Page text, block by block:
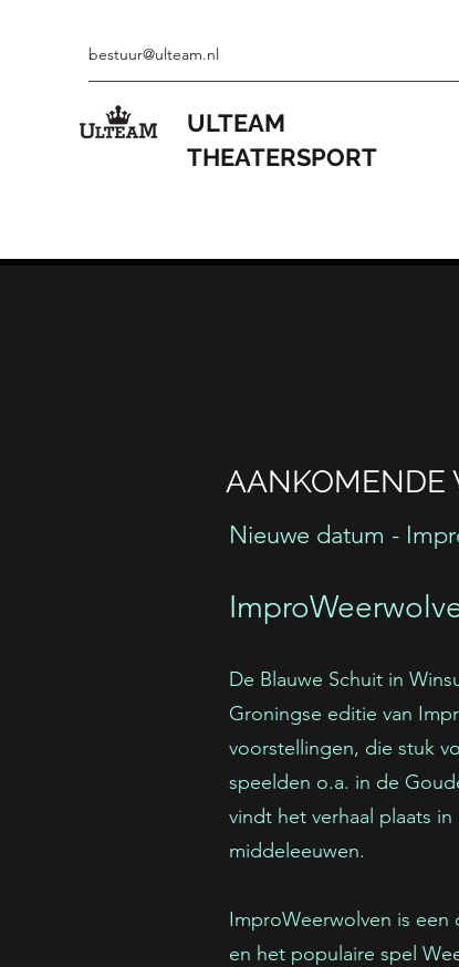
bestuur@ulteam.nl
ULTEAM
THEATERSPORT
AANKOMENDE
Nieuwe datum -
De Blauwe Schuit in
Groningse editie van
voorstellingen, die stuk
speelden o.a. in de
vindt het verhaal plaats
middeleeuwen.
ImproWeerwolven is een
en het populaire spel